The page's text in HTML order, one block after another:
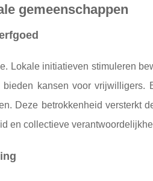
gemeenschappen
Lokale initiatieven stimuleren
kansen voor vrijwilligers.
Deze betrokkenheid versterkt
en collectieve